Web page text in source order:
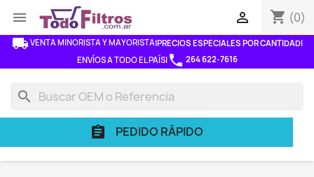
 shopping_cart (0)

local_shipping VENTA MINORISTA Y MAYORISTA|PRECIOS ESPECIALES POR CANTIDAD|
ENVÍOS A TODO EL PAÍS|phone 264 622-7616
search
assignment PEDIDO RÁPIDO